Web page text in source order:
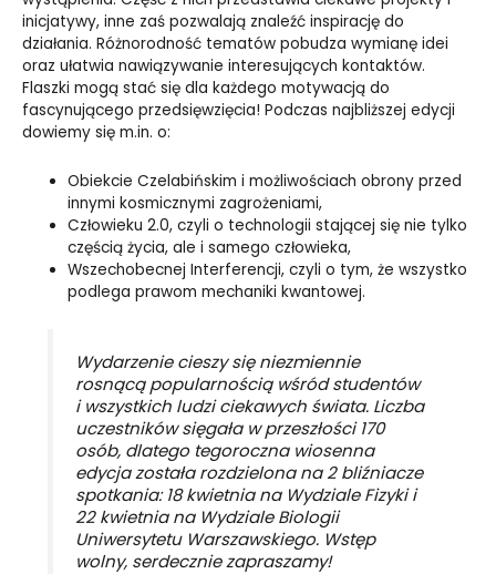
inicjatywy, inne zaś pozwalają znaleźć inspirację do
działania. Różnorodność tematów pobudza wymianę idei
oraz ułatwia nawiązywanie interesujących kontaktów.
Flaszki mogą stać się dla każdego motywacją do
fascynującego przedsięwzięcia! Podczas najbliższej edycji
dowiemy się m.in. o:
Obiekcie Czelabińskim i możliwościach obrony przed
innymi kosmicznymi zagrożeniami,
Człowieku 2.0, czyli o technologii stającej się nie tylko
częścią życia, ale i samego człowieka,
Wszechobecnej Interferencji, czyli o tym, że wszystko
podlega prawom mechaniki kwantowej.
Wydarzenie cieszy się niezmiennie
rosnącą popularnością wśród studentów
i wszystkich ludzi ciekawych świata. Liczba
uczestników sięgała w przeszłości 170
osób, dlatego tegoroczna wiosenna
edycja została rozdzielona na 2 bliźniacze
spotkania: 18 kwietnia na Wydziale Fizyki i
22 kwietnia na Wydziale Biologii
Uniwersytetu Warszawskiego. Wstęp
wolny, serdecznie zapraszamy!